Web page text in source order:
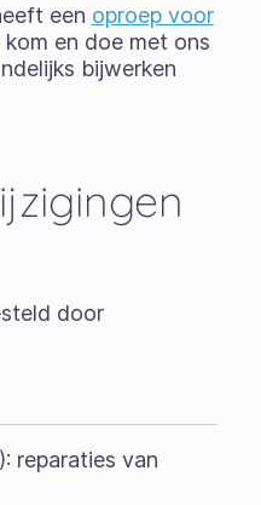
een oproep voor
en doe met ons
bijwerken
door
reparaties van